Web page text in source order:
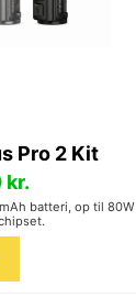
Pro 2 Kit
kr.
batteri, op til 80W